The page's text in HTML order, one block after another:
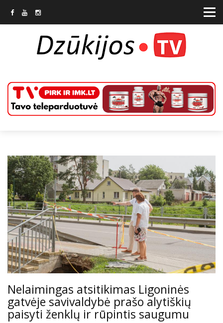
Nelaimingas atsitikimas Ligoninės
gatvėje savivaldybė prašo alytiškių
paisyti ženklų ir rūpintis saugumu